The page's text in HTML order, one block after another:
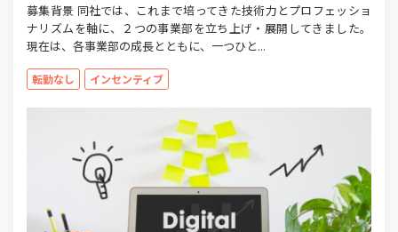
募集背景 同社では、これまで培ってきた技術力とプロフェッショ
ナリズムを軸に、２つの事業部を立ち上げ・展開してきました。
現在は、各事業部の成長とともに、一つひと...
転勤なし インセンティブ